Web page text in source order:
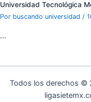
Universidad Tecnológica
Por buscando universidad /
…
Todos los derechos ©